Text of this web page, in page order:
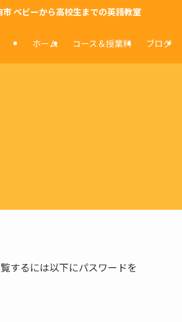
ベビーから高校生までの英語教室
ホーム コース＆授業料 ブログ
するには以下にパスワードを